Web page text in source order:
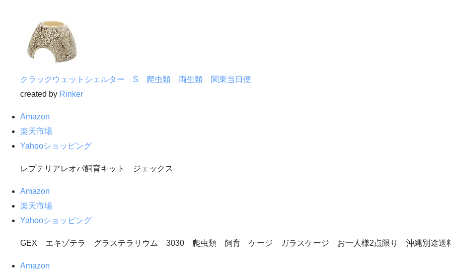
クラックウェットシェルター S 爬虫類 両生類 関東当日便
created by Rinker
Amazon
楽天市場
Yahooショッピング
レプテリアレオパ飼育キット ジェックス
Amazon
楽天市場
Yahooショッピング
GEX エキゾテラ グラステラリウム 3030 爬虫類 飼育 ケージ ガラスケージ お一人様2点限り 沖縄別途送
Amazon